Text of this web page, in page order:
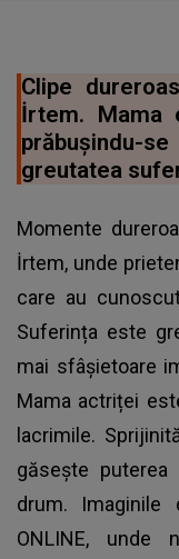
Clipe
İrtem. Mama
greutatea
Momente
İrtem, unde
care au
Suferința este
mai sfâșietoare
Mama actriței
lacrimile.
găsește
drum.
ONLINE, unde